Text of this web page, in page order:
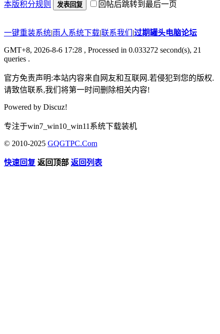
本版积分规则 发表回复 回帖后跳转到最后一页
一键重装系统|雨人系统下载|联系我们 |过期罐头电脑论坛
GMT+8, 2026-8-6 17:28 , Processed in 0.033272 second(s), 21
queries .
官方免责声明:本站内容来自网友和互联网.若侵犯到您的版权.
请致信联系,我们将第一时间删除相关内容!
Powered by Discuz!
专注于win7_win10_win11系统下载装机
© 2010-2025 GQGTPC.Com
快速回复 返回顶部 返回列表